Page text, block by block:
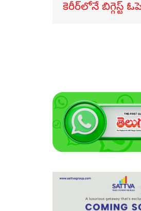
కెరీర్‌లోనే బిగ్గెస్ట్